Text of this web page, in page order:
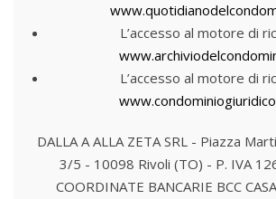
L’accesso al motore di
L’accesso al motore di
DALLA A ALLA ZETA SRL - Piazza
3/5 - 10098 Rivoli (TO) - P. IVA
COORDINATE BANCARIE BCC